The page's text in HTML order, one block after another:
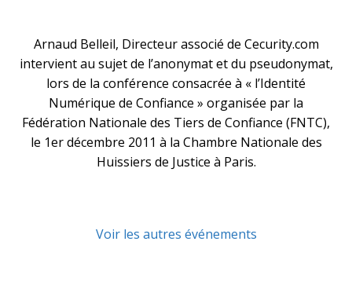
Arnaud Belleil, Directeur associé de Cecurity.com
intervient au sujet de l’anonymat et du pseudonymat,
lors de la conférence consacrée à « l’Identité
Numérique de Confiance » organisée par la
Fédération Nationale des Tiers de Confiance (FNTC),
le 1er décembre 2011 à la Chambre Nationale des
Huissiers de Justice à Paris.
Voir les autres événements